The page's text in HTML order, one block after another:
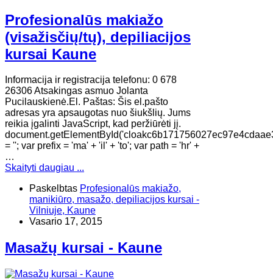
Profesionalūs makiažo
(visažisčių/tų), depiliacijos
kursai Kaune
Informacija ir registracija telefonu: 0 678
26306 Atsakingas asmuo Jolanta
Pucilauskienė.El. Paštas: Šis el.pašto
adresas yra apsaugotas nuo šiukšlių. Jums
reikia įgalinti JavaScript, kad peržiūrėti jį.
= ''; var prefix = 'ma' + 'il' + 'to'; var path = 'hr' +
…
Skaityti daugiau ...
Paskelbtas Profesionalūs makiažo,
manikiūro, masažo, depiliacijos kursai -
Vilniuje, Kaune
Vasario 17, 2015
Masažų kursai - Kaune